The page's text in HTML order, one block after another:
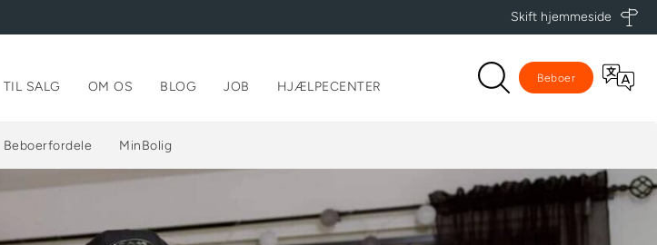
Skift hjemmeside
TIL SALG OM OS BLOG JOB HJÆLPECENTER
Beboer
Beboerfordele MinBolig